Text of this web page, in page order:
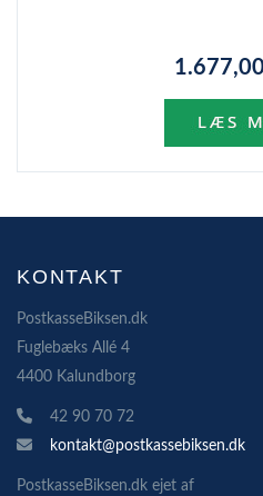
KONTAKT
PostkasseBiksen.dk
Fuglebæks Allé 4
4400 Kalundborg
42 90 70 72
kontakt@postkassebiksen.dk
PostkasseBiksen.dk ejet af